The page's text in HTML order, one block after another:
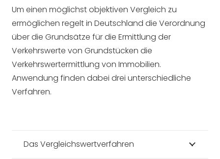
Um einen möglichst objektiven Vergleich zu
ermöglichen regelt in Deutschland die Verordnung
über die Grundsätze für die Ermittlung der
Verkehrswerte von Grundstücken die
Verkehrswertermittlung von Immobilien.
Anwendung finden dabei drei unterschiedliche
Verfahren.
Das Vergleichswertverfahren